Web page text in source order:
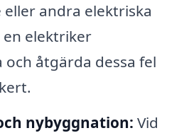
andra elektriska
elektriker
åtgärda dessa fel
nybyggnation: Vid